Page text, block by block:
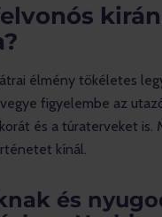
élmény tökéletes
figyelembe az
és a túraterveket is.
kínál.
és